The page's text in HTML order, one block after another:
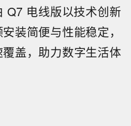
Q7 电线版以技术创新
装简便与性能稳定，
盖，助力数字生活体